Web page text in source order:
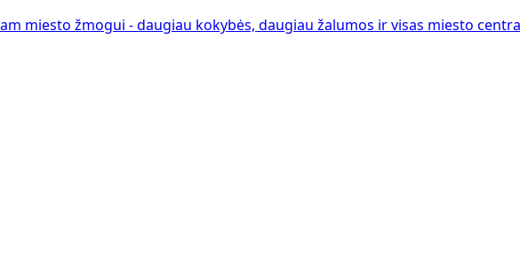
miesto žmogui - daugiau kokybės, daugiau žalumos ir visas miesto